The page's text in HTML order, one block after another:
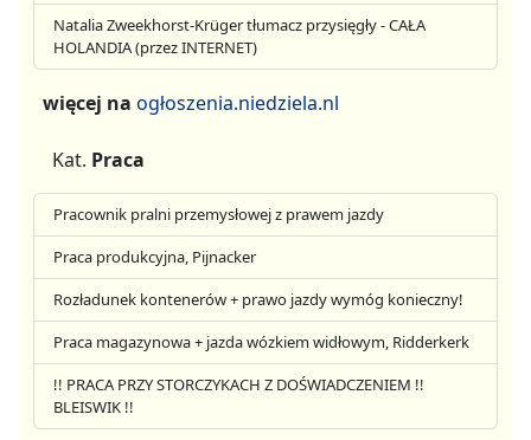
Natalia Zweekhorst-Krüger tłumacz przysięgły - CAŁA
HOLANDIA (przez INTERNET)
więcej na ogłoszenia.niedziela.nl
Kat. Praca
Pracownik pralni przemysłowej z prawem jazdy
Praca produkcyjna, Pijnacker
Rozładunek kontenerów + prawo jazdy wymóg konieczny!
Praca magazynowa + jazda wózkiem widłowym, Ridderkerk
!! PRACA PRZY STORCZYKACH Z DOŚWIADCZENIEM !!
BLEISWIK !!